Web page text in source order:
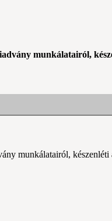
munkálatairól,
munkálatairól, készenléti